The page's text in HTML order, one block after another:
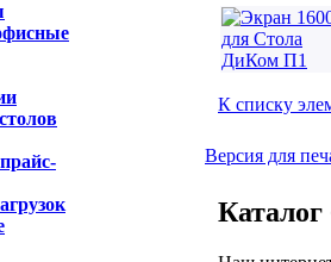
К списку
Версия для
Каталог